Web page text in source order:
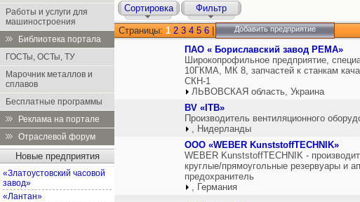
Работы и услуги для
машиностроения
Библиотека портала
ГОСТы, ОСТы, ТУ
Марочник металлов и
сплавов
Бесплатные программы
Реклама на портале
Отраслевой форум
Новые предприятия
«Златоустовский часовой
завод»
«Лантан»
Сортировка
Фильтр
Страницы: 1 2 3 4 5 6 Добавить предприятие
ПАО « Бориславский завод РЕМА»
Широкопрофильное предприятие,
10ГКМА, МК 8, запчастей к станкам
СКН-1
ЛЬВОВСКАЯ область, Украина
BV «ITB»
Производитель вентиляционного
, Нидерланды
ООО «WEBER KunststoffTECHNIK»
WEBER KunststoffTECHNIK -
круглые/прямоугольные резервуары и
предохранитель
, Германия